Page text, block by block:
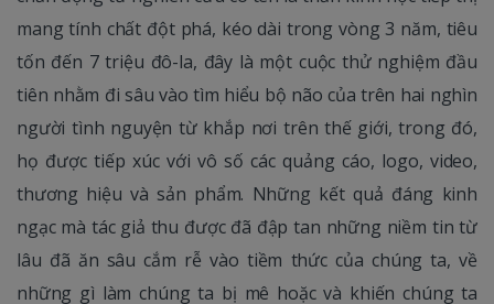
mang tính chất đột phá, kéo dài trong vòng 3 năm, tiêu
tốn đến 7 triệu đô-la, đây là một cuộc thử nghiệm đầu
tiên nhằm đi sâu vào tìm hiểu bộ não của trên hai nghìn
người tình nguyện từ khắp nơi trên thế giới, trong đó,
họ được tiếp xúc với vô số các quảng cáo, logo, video,
thương hiệu và sản phẩm. Những kết quả đáng kinh
ngạc mà tác giả thu được đã đập tan những niềm tin từ
lâu đã ăn sâu cắm rễ vào tiềm thức của chúng ta, về
những gì làm chúng ta bị mê hoặc và khiến chúng ta